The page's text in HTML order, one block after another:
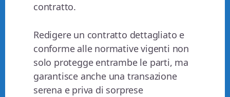
contratto.
Redigere un contratto dettagliato e
conforme alle normative vigenti non
solo protegge entrambe le parti, ma
garantisce anche una transazione
serena e priva di sorprese